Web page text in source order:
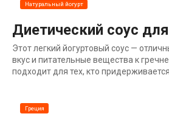
Натуральный йогурт
Диетический соус
Этот легкий йогуртовый соус —
вкус и питательные вещества к
подходит для тех, кто придерживается
Греция